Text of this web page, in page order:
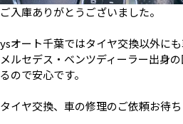
ご入庫ありがとうございました。
ysオート千葉ではタイヤ交換以外にも
メルセデス・ベンツディーラー出身
るので安心です。
タイヤ交換、車の修理のご依頼お待ち